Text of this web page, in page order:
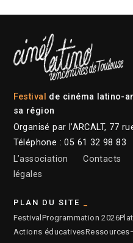
Festival de cinéma latino-
sa région
Organisé par l’ARCALT, 77
Téléphone : 05 61 32 98 83
L’association
Contacts
légales
PLAN DU SITE
Festival Programmation 2026
Actions éducativesRessources